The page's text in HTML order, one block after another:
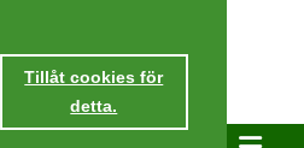
Tillåt cookies för
detta.